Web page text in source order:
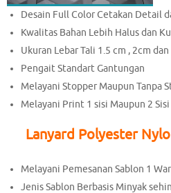
Desain Full Color Cetakan Detail
Kwalitas Bahan Lebih Halus dan
Ukuran Lebar Tali 1.5 cm , 2cm
Pengait Standart Gantungan
Melayani Stopper Maupun Tanpa
Melayani Print 1 sisi Maupun 2 Sisi
Lanyard Polyester
Melayani Pemesanan Sablon 1
Jenis Sablon Berbasis Minyak